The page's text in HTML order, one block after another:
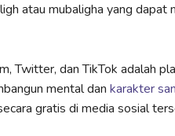
atau mubaligha yang dapat
Twitter, dan TikTok adalah
mental dan karakter
gratis di media sosial